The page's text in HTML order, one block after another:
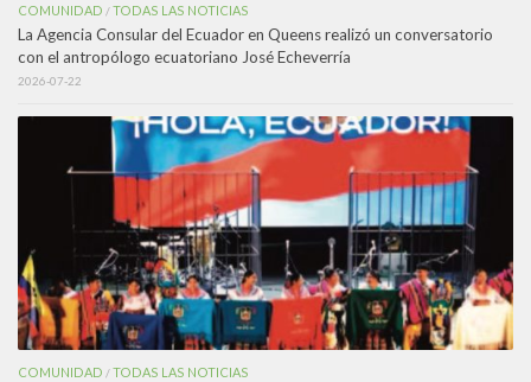
COMUNIDAD /TODAS LAS NOTICIAS
La Agencia Consular del Ecuador en Queens realizó un conversatorio
con el antropólogo ecuatoriano José Echeverría
2026-07-22
COMUNIDAD /TODAS LAS NOTICIAS